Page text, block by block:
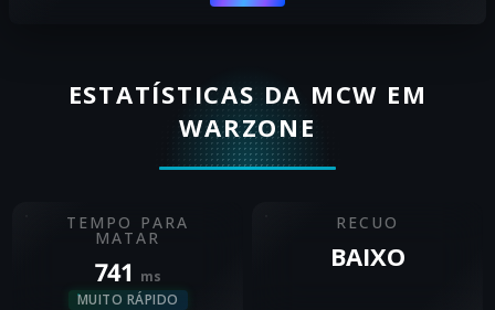
ESTATÍSTICAS DA MCW EM
WARZONE
TEMPO PARA
MATAR
741 ms
MUITO RÁPIDO
RECUO
BAIXO